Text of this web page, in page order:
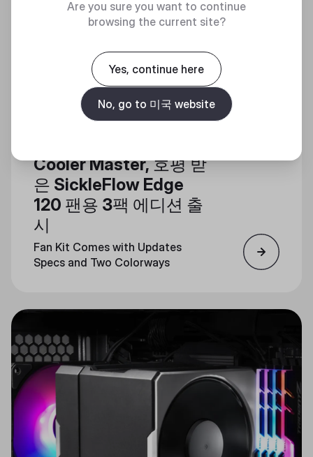
Cooler Master, 호평 받
은 SickleFlow Edge
120 팬용 3팩 에디션 출
시
Fan Kit Comes with Updates
Specs and Two Colorways
Are you sure you want to continue
browsing the current site?
Yes, continue here
No, go to 미국 website